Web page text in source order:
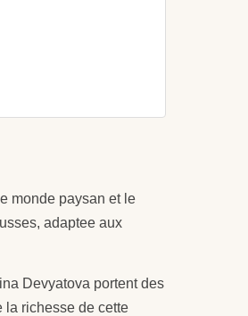
monde paysan et le
adaptee aux
Devyatova portent des
la richesse de cette